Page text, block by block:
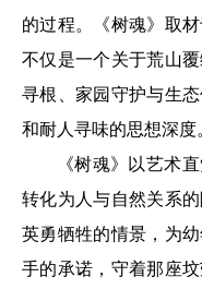
的过程。《树魂》取
不仅是一个关于荒山
寻根、家园守护与生
和耐人寻味的思想深度
《树魂》以艺术
转化为人与自然关系
英勇牺牲的情景，为
手的承诺，守着那座